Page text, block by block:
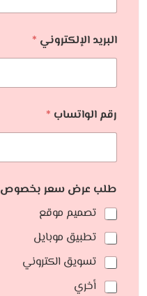
البريد الإلكتروني *
رقم الواتساب *
طلب عرض سعر بخصوص
تصميم موقع
تطبيق موبايل
تسويق الكتروني
أخري